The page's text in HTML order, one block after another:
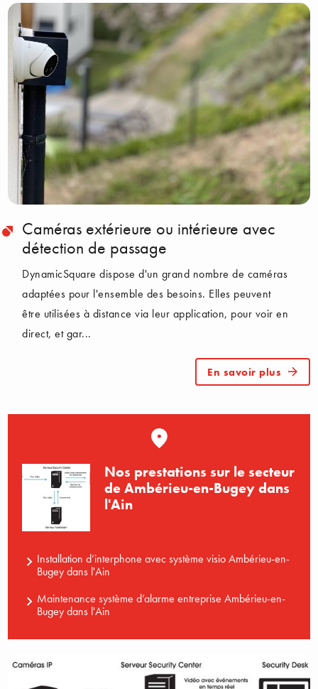
Caméras extérieure ou intérieure avec
détection de passage
DynamicSquare dispose d'un grand nombre de caméras
adaptées pour l'ensemble des besoins. Elles peuvent
être utilisées à distance via leur application, pour voir en
direct, et gar...
En savoir plus
Nos prestations sur le secteur
de Ambérieu-en-Bugey dans
l'Ain
Installation d’interphone avec système visio Ambérieu-en-
Bugey dans l'Ain
Maintenance système d’alarme entreprise Ambérieu-en-
Bugey dans l'Ain